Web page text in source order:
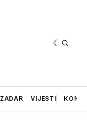
ZADAR VIJESTI